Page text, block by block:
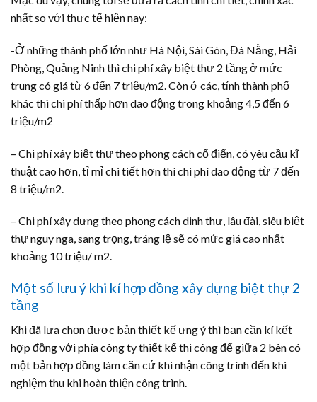
nhất so với thực tế hiện nay:
-Ở những thành phố lớn như Hà Nội, Sài Gòn, Đà Nẵng, Hải
Phòng, Quảng Ninh thì chi phí xây biệt thư 2 tầng ở mức
trung có giá từ 6 đến 7 triệu/m2. Còn ở các, tỉnh thành phố
khác thì chi phí thấp hơn dao động trong khoảng 4,5 đến 6
triệu/m2
– Chi phí xây biệt thự theo phong cách cổ điển, có yêu cầu kĩ
thuật cao hơn, tỉ mỉ chi tiết hơn thì chi phí dao động từ 7 đến
8 triệu/m2.
– Chi phí xây dựng theo phong cách dinh thự, lâu đài, siêu biệt
thự nguy nga, sang trọng, tráng lệ sẽ có mức giá cao nhất
khoảng 10 triệu/ m2.
Một số lưu ý khi kí hợp đồng xây dựng biệt thự 2
tầng
Khi đã lựa chọn được bản thiết kế ưng ý thì bạn cần kí kết
hợp đồng với phía công ty thiết kế thi công để giữa 2 bên có
một bản hợp đồng làm căn cứ khi nhận công trình đến khi
nghiệm thu khi hoàn thiện công trình.